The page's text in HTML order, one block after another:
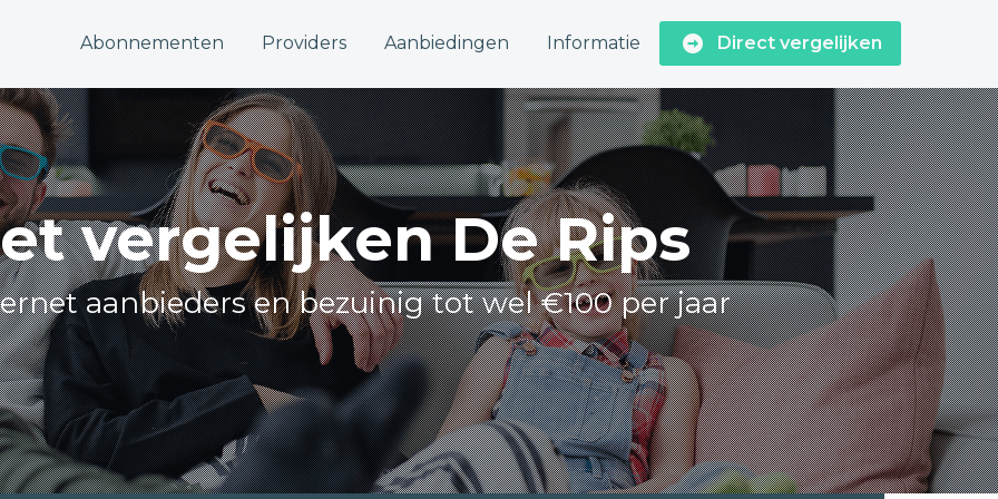
Abonnementen Providers Aanbiedingen Informatie Direct vergelijken
vergelijken De Rips
aanbieders en bezuinig tot wel €100 per jaar